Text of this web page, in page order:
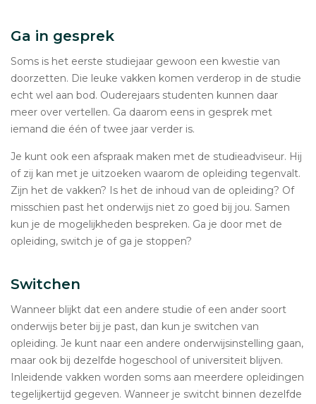
Ga in gesprek
Soms is het eerste studiejaar gewoon een kwestie van
doorzetten. Die leuke vakken komen verderop in de studie
echt wel aan bod. Ouderejaars studenten kunnen daar
meer over vertellen. Ga daarom eens in gesprek met
iemand die één of twee jaar verder is.
Je kunt ook een afspraak maken met de studieadviseur. Hij
of zij kan met je uitzoeken waarom de opleiding tegenvalt.
Zijn het de vakken? Is het de inhoud van de opleiding? Of
misschien past het onderwijs niet zo goed bij jou. Samen
kun je de mogelijkheden bespreken. Ga je door met de
opleiding, switch je of ga je stoppen?
Switchen
Wanneer blijkt dat een andere studie of een ander soort
onderwijs beter bij je past, dan kun je switchen van
opleiding. Je kunt naar een andere onderwijsinstelling gaan,
maar ook bij dezelfde hogeschool of universiteit blijven.
Inleidende vakken worden soms aan meerdere opleidingen
tegelijkertijd gegeven. Wanneer je switcht binnen dezelfde